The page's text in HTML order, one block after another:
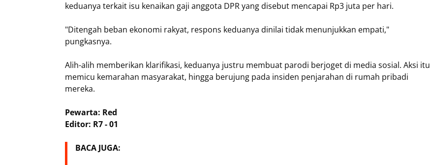
keduanya terkait isu kenaikan gaji anggota DPR yang disebut mencapai Rp3 juta per hari.
"Ditengah beban ekonomi rakyat, respons keduanya dinilai tidak menunjukkan empati,"
pungkasnya.
Alih-alih memberikan klarifikasi, keduanya justru membuat parodi berjoget di media sosial. Aksi itu
memicu kemarahan masyarakat, hingga berujung pada insiden penjarahan di rumah pribadi
mereka.
Pewarta: Red
Editor: R7 - 01
BACA JUGA: